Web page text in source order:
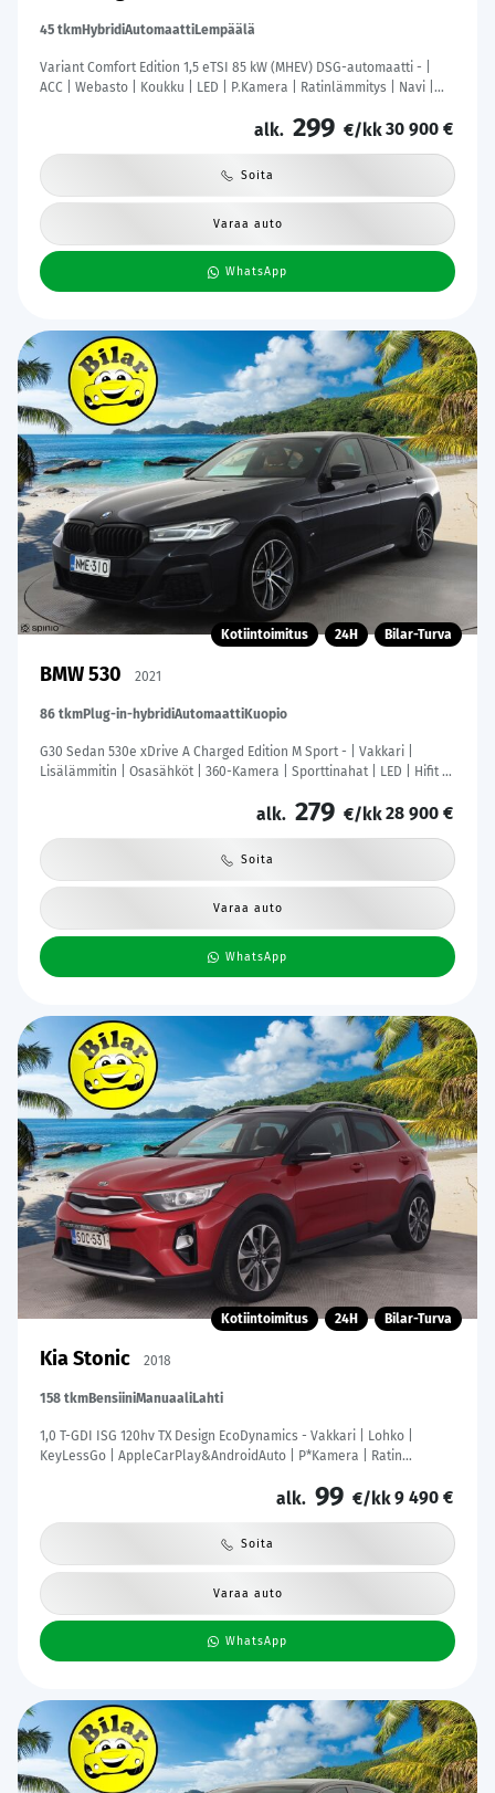
45 tkmHybridiAutomaattiLempäälä
Variant Comfort Edition 1,5 eTSI 85 kW (MHEV) DSG-automaatti - |
ACC | Webasto | Koukku | LED | P.Kamera | Ratinlämmitys | Navi |
alk. 299 €/kk30 900 €
Soita
Varaa auto
WhatsApp
Kotiintoimitus 24H Bilar-Turva
BMW 530 2021
86 tkmPlug-in-hybridiAutomaattiKuopio
G30 Sedan 530e xDrive A Charged Edition M Sport - | Vakkari |
Lisälämmitin | Osasähköt | 360-Kamera | Sporttinahat | LED | Hifit |
alk. 279 €/kk28 900 €
Soita
Varaa auto
WhatsApp
Kotiintoimitus 24H Bilar-Turva
Kia Stonic 2018
158 tkmBensiiniManuaaliLahti
1,0 T-GDI ISG 120hv TX Design EcoDynamics - Vakkari | Lohko |
KeyLessGo | AppleCarPlay&AndroidAuto | P*Kamera | Ratin
alk. 99 €/kk9 490 €
Soita
Varaa auto
WhatsApp